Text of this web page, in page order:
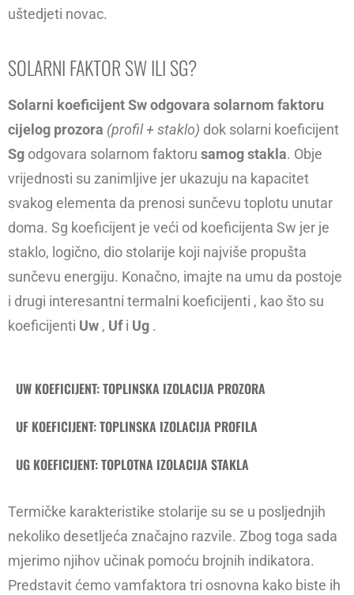
uštedjeti novac.
SOLARNI FAKTOR SW ILI SG?
Solarni koeficijent Sw odgovara solarnom faktoru
cijelog prozora (profil + staklo) dok solarni koeficijent
Sg odgovara solarnom faktoru samog stakla. Obje
vrijednosti su zanimljive jer ukazuju na kapacitet
svakog elementa da prenosi sunčevu toplotu unutar
doma. Sg koeficijent je veći od koeficijenta Sw jer je
staklo, logično, dio stolarije koji najviše propušta
sunčevu energiju. Konačno, imajte na umu da postoje
i drugi interesantni termalni koeficijenti , kao što su
koeficijenti Uw , Ufi Ug .
UW KOEFICIJENT: TOPLINSKA IZOLACIJA PROZORA
UF KOEFICIJENT: TOPLINSKA IZOLACIJA PROFILA
UG KOEFICIJENT: TOPLOTNA IZOLACIJA STAKLA
Termičke karakteristike stolarije su se u posljednjih
nekoliko desetljeća značajno razvile. Zbog toga sada
mjerimo njihov učinak pomoću brojnih indikatora.
Predstavit ćemo vamfaktora tri osnovna kako biste ih